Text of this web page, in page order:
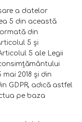
a datelor
5 din această
din
5 şi
5 ale Legii
2018 şi din
GDPR, adică astfel
pe baza